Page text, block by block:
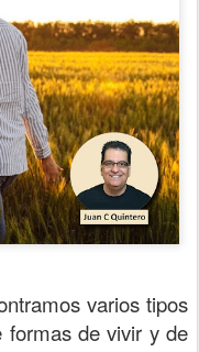
varios tipos
formas de vivir y de